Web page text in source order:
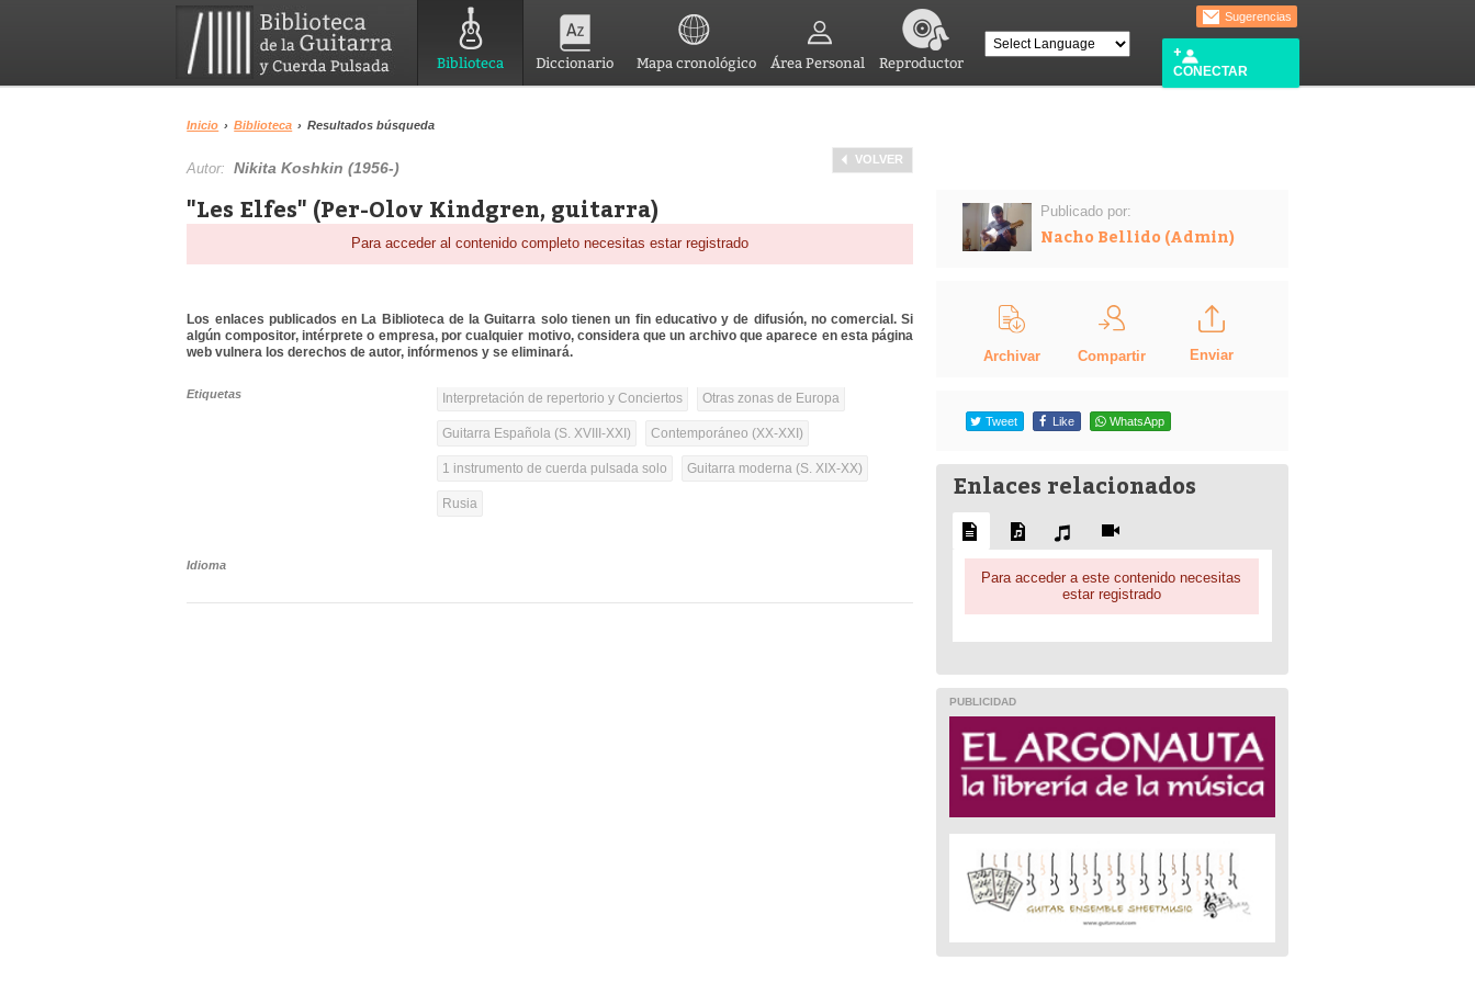
Biblioteca Diccionario Mapa cronológico Área Personal Reproductor
Sugerencias
CONECTAR
Inicio › Biblioteca › Resultados búsqueda
VOLVER
Autor:Nikita Koshkin (1956-)
"Les Elfes" (Per-Olov Kindgren, guitarra)
Para acceder al contenido completo necesitas estar registrado
Los enlaces publicados en La Biblioteca de la Guitarra solo tienen un fin educativo y de difusión, no comercial. Si
algún compositor, intérprete o empresa, por cualquier motivo, considera que un archivo que aparece en esta página
web vulnera los derechos de autor, infórmenos y se eliminará.
Etiquetas Interpretación de repertorio y Conciertos Otras zonas de Europa
Guitarra Española (S. XVIII-XXI) Contemporáneo (XX-XXI)
1 instrumento de cuerda pulsada solo Guitarra moderna (S. XIX-XX)
Rusia
Idioma
Publicado por:
Nacho Bellido (Admin)
Archivar Compartir Enviar
Tweet Like WhatsApp
Enlaces relacionados
Para acceder a este contenido necesitas
estar registrado
PUBLICIDAD